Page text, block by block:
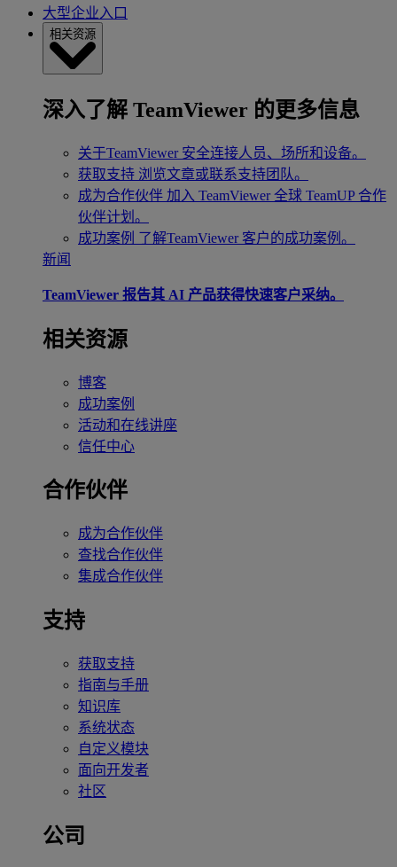
大型企业入口
相关资源
深入了解 TeamViewer 的更多信息
关于TeamViewer 安全连接人员、场所和设备。
获取支持 浏览文章或联系支持团队。
成为合作伙伴 加入 TeamViewer 全球 TeamUP 合作
伙伴计划。
成功案例 了解TeamViewer 客户的成功案例。
新闻
TeamViewer 报告其 AI 产品获得快速客户采纳。
相关资源
博客
成功案例
活动和在线讲座
信任中心
合作伙伴
成为合作伙伴
查找合作伙伴
集成合作伙伴
支持
获取支持
指南与手册
知识库
系统状态
自定义模块
面向开发者
社区
公司